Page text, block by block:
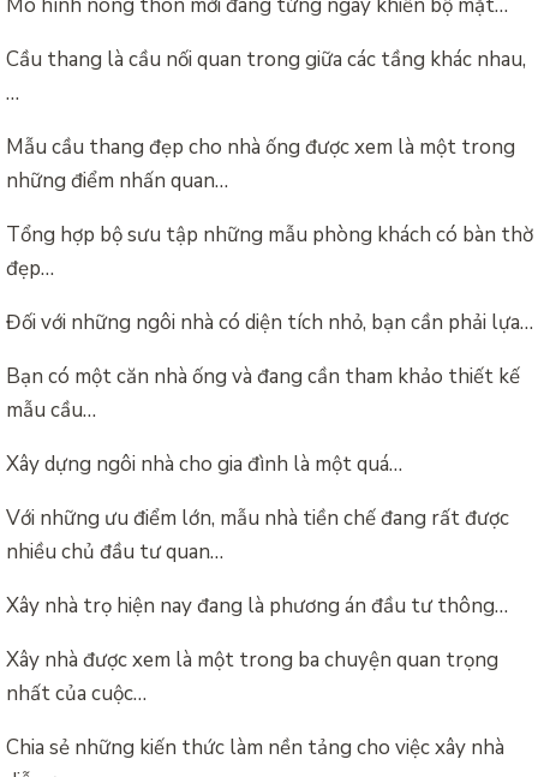
Cầu thang là cầu nối quan trong giữa các tầng khác nhau,
…
Mẫu cầu thang đẹp cho nhà ống được xem là một trong
những điểm nhấn quan…
Tổng hợp bộ sưu tập những mẫu phòng khách có bàn thờ
đẹp…
Đối với những ngôi nhà có diện tích nhỏ, bạn cần phải lựa…
Bạn có một căn nhà ống và đang cần tham khảo thiết kế
mẫu cầu…
Xây dựng ngôi nhà cho gia đình là một quá…
Với những ưu điểm lớn, mẫu nhà tiền chế đang rất được
nhiều chủ đầu tư quan…
Xây nhà trọ hiện nay đang là phương án đầu tư thông…
Xây nhà được xem là một trong ba chuyện quan trọng
nhất của cuộc…
Chia sẻ những kiến thức làm nền tảng cho việc xây nhà